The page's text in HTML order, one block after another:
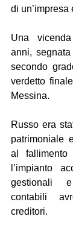
di
Una
anni,
secondo
verdetto
Messina.
Russo era
patrimoniale
al fallimento
l’impianto
gestionali
contabili
creditori.